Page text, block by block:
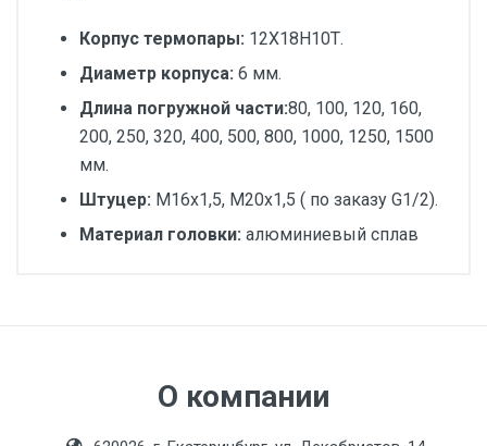
Корпус термопары: 12Х18Н10Т.
Диаметр корпуса: 6 мм.
Длина погружной части:80, 100, 120, 160,
200, 250, 320, 400, 500, 800, 1000, 1250, 1500
мм.
Штуцер: М16х1,5, М20х1,5 ( по заказу G1/2).
Материал головки: алюминиевый сплав
МетрологическийО компании